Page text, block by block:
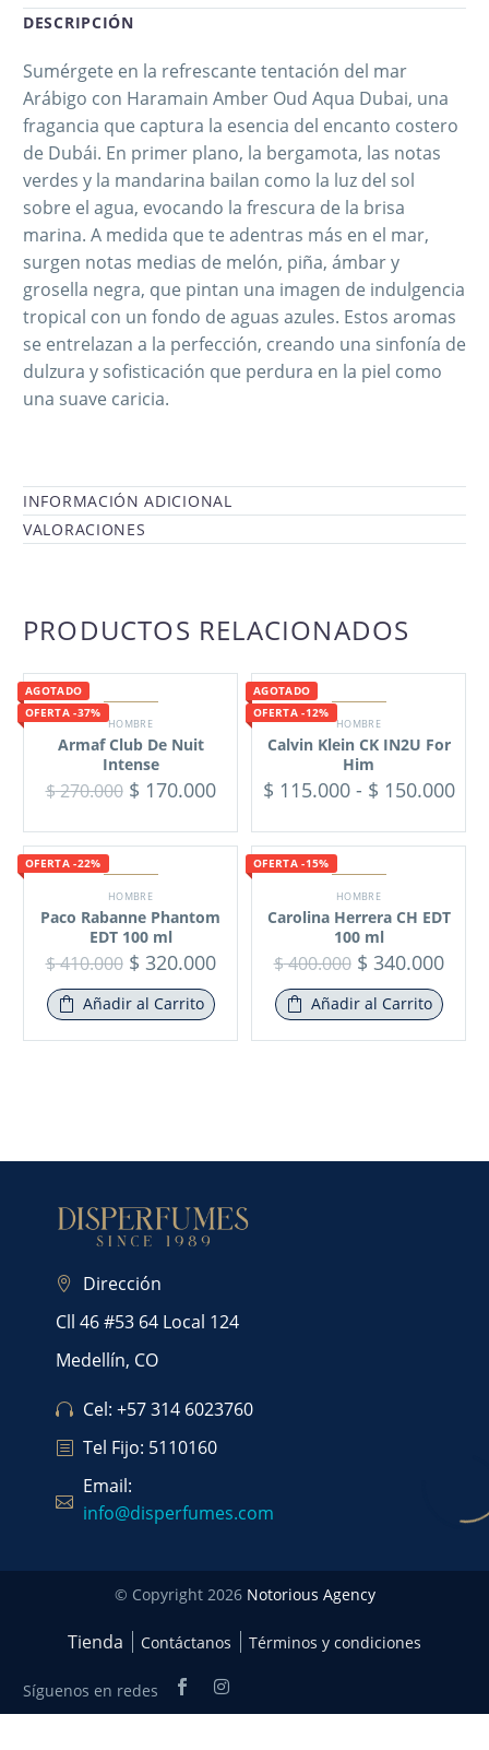
DESCRIPCIÓN
Sumérgete en la refrescante tentación del mar
Arábigo con Haramain Amber Oud Aqua Dubai, una
fragancia que captura la esencia del encanto costero
de Dubái. En primer plano, la bergamota, las notas
verdes y la mandarina bailan como la luz del sol
sobre el agua, evocando la frescura de la brisa
marina. A medida que te adentras más en el mar,
surgen notas medias de melón, piña, ámbar y
grosella negra, que pintan una imagen de indulgencia
tropical con un fondo de aguas azules. Estos aromas
se entrelazan a la perfección, creando una sinfonía de
dulzura y sofisticación que perdura en la piel como
una suave caricia.
INFORMACIÓN ADICIONAL
VALORACIONES
PRODUCTOS RELACIONADOS
AGOTADO
OFERTA -37%
HOMBRE
Armaf Club De Nuit
Intense
$270.000 $ 170.000
AGOTADO
OFERTA -12%
HOMBRE
Calvin Klein CK IN2U For
Him
$ 115.000 - $ 150.000
OFERTA -22%
HOMBRE
Paco Rabanne Phantom
EDT 100 ml
$410.000 $ 320.000
Añadir al Carrito
OFERTA -15%
HOMBRE
Carolina Herrera CH EDT
100 ml
$400.000 $ 340.000
Añadir al Carrito
Dirección
Cll 46 #53 64 Local 124
Medellín, CO
Cel: +57 314 6023760
Tel Fijo: 5110160
Email:
info@disperfumes.com
© Copyright 2026 Notorious Agency
Tienda Contáctanos Términos y condiciones
Síguenos en redes